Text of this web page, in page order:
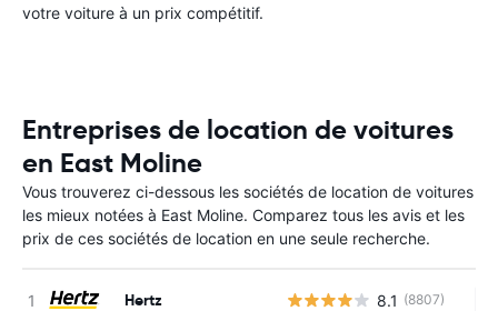
votre voiture à un prix compétitif.
Entreprises de location de voitures
en East Moline
Vous trouverez ci-dessous les sociétés de location de voitures
les mieux notées à East Moline. Comparez tous les avis et les
prix de ces sociétés de location en une seule recherche.
Hertz 8.1 (8807)